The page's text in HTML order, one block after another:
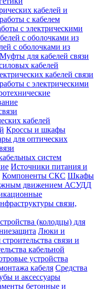
кабелей и
с кабелем
с электрическими
с оболочками из
с оболочками из
Муфты для кабелей связи
кабелей
кабелей связи
с электрическими
кабелей
Кроссы и шкафы
для оптических
систем
Источники питания и
Компоненты СКС Шкафы
движением АСУДД
связи,
(колодцы) для
Люки и
связи и
кабельной
устройства
кабеля Средства
и аксессуары
бетонные и